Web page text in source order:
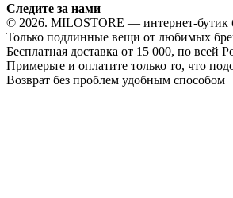
Следите за нами
© 2026. MILOSTORE — интернет-
Только подлинные вещи от любимых
Бесплатная доставка от 15 000, по всей
Примерьте и оплатите только то, что
Возврат без проблем удобным способом